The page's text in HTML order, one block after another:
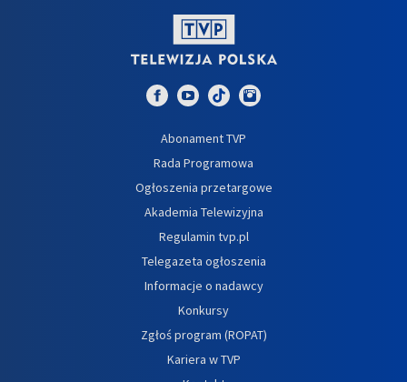
Abonament TVP
Rada Programowa
Ogłoszenia przetargowe
Akademia Telewizyjna
Regulamin tvp.pl
Telegazeta ogłoszenia
Informacje o nadawcy
Konkursy
Zgłoś program (ROPAT)
Kariera w TVP